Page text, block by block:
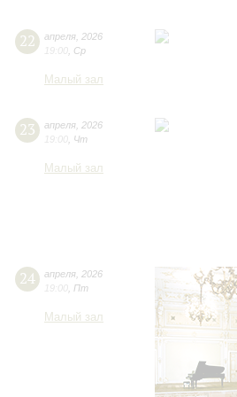
22 апреля 2026
19:00 Ср
Малый зал
23 апреля 2026
19:00 Чт
Малый зал
24 апреля 2026
19:00 Пт
Малый зал